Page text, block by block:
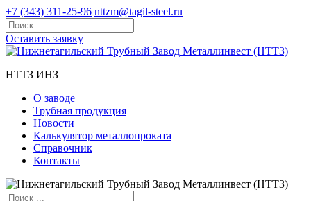
+7 (343) 311-25-96 nttzm@tagil-steel.ru
Оставить заявку
НТТЗ ИНЗ
О заводе
Трубная продукция
Новости
Калькулятор металлопроката
Справочник
Контакты